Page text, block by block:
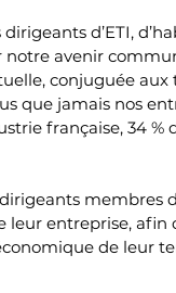
d’ETI,
notre avenir
conjuguée
que jamais nos
française, 34
membres
leur entreprise, afin
de leur